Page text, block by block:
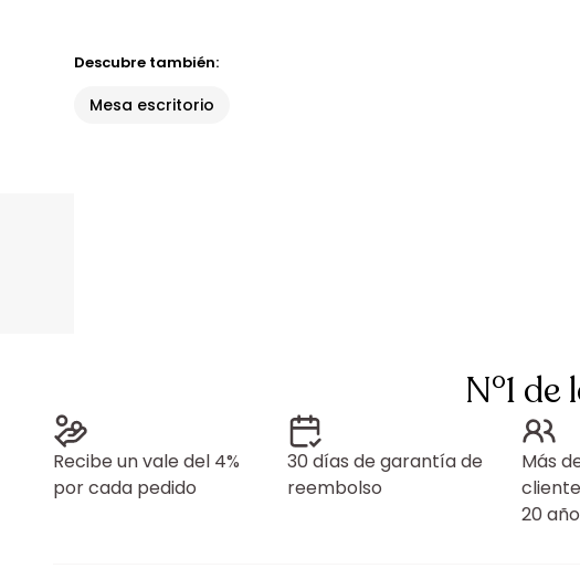
Descubre también:
Mesa escritorio
N°1
Recibe un vale del 4%
por cada pedido
30 días de garantía de
reembolso
Más
20